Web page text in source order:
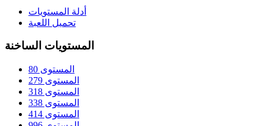
أدلة المستويات
تحميل اللعبة
المستويات الساخنة
المستوى 80
المستوى 279
المستوى 318
المستوى 338
المستوى 414